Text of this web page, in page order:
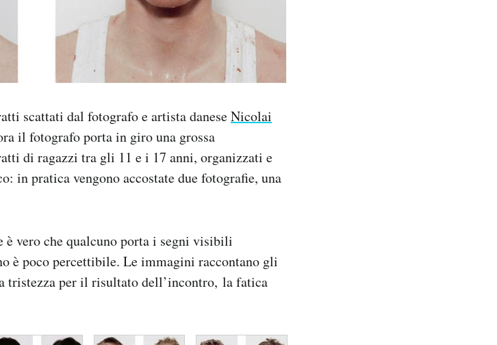
scattati dal fotografo e artista daneseNicolai
il fotografo porta in giro una grossa
di ragazzi tra gli 11 e i 17 anni, organizzati e
in pratica vengono accostate due fotografie, una
vero che qualcuno porta i segni visibili
è poco percettibile. Le immagini raccontano gli
tristezza per il risultato dell’incontro, la fatica